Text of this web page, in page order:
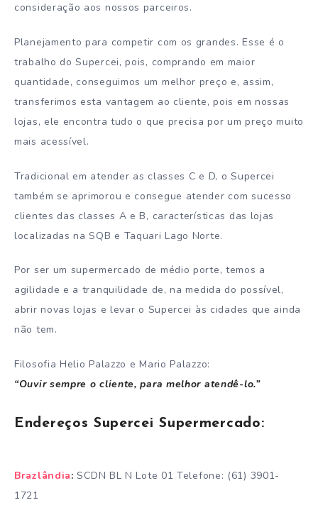
consideração aos nossos parceiros.
Planejamento para competir com os grandes. Esse é o
trabalho do Supercei, pois, comprando em maior
quantidade, conseguimos um melhor preço e, assim,
transferimos esta vantagem ao cliente, pois em nossas
lojas, ele encontra tudo o que precisa por um preço muito
mais acessível.
Tradicional em atender as classes C e D, o Supercei
também se aprimorou e consegue atender com sucesso
clientes das classes A e B, características das lojas
localizadas na SQB e Taquari Lago Norte.
Por ser um supermercado de médio porte, temos a
agilidade e a tranquilidade de, na medida do possível,
abrir novas lojas e levar o Supercei às cidades que ainda
não tem.
Filosofia Helio Palazzo e Mario Palazzo:
“Ouvir sempre o cliente, para melhor atendê-lo.”
Endereços Supercei Supermercado:
Brazlândia:SCDN BL N Lote 01 Telefone: (61) 3901-
1721